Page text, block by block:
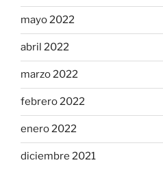
mayo 2022
abril 2022
marzo 2022
febrero 2022
enero 2022
diciembre 2021